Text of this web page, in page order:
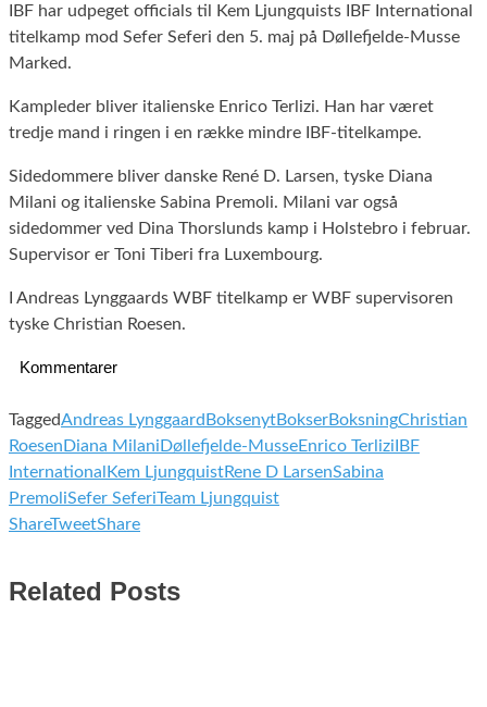
IBF har udpeget officials til Kem Ljungquists IBF International
titelkamp mod Sefer Seferi den 5. maj på Døllefjelde-Musse
Marked.
Kampleder bliver italienske Enrico Terlizi. Han har været
tredje mand i ringen i en række mindre IBF-titelkampe.
Sidedommere bliver danske René D. Larsen, tyske Diana
Milani og italienske Sabina Premoli. Milani var også
sidedommer ved Dina Thorslunds kamp i Holstebro i februar.
Supervisor er Toni Tiberi fra Luxembourg.
I Andreas Lynggaards WBF titelkamp er WBF supervisoren
tyske Christian Roesen.
Kommentarer
TaggedAndreas Lynggaard BoksenytBokserBoksningChristian
Roesen Diana Milani Døllefjelde-MusseEnrico Terlizi IBF
International Kem LjungquistRene D LarsenSabina
PremoliSefer SeferiTeam Ljungquist
ShareTweetShare
Related Posts